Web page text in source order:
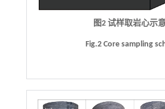
图2 试样取岩心示
Fig.2 Core sampling